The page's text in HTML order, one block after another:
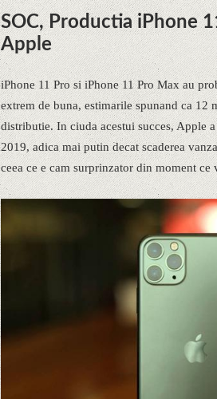
SOC, Productia iPhone
Apple
iPhone 11 Pro si iPhone 11 Pro Max au
extrem de buna, estimarile spunand ca
distributie. In ciuda acestui succes, Apple
2019, adica mai putin decat scaderea
ceea ce e cam surprinzator din moment ce